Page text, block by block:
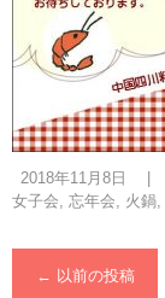
2018年11月8日
女子会, 忘年会, 火鍋,
← 以前の投稿